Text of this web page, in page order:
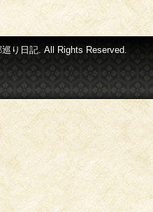
り日記. All Rights Reserved.